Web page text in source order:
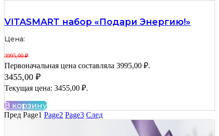
VITASMART набор «Подари Энергию!»
Цена:
3995,00₽
Первоначальная цена составляла 3995,00 ₽.
3455,00 ₽
Текущая цена: 3455,00 ₽.
В корзину
Пред Page1 Page2 Page3 След